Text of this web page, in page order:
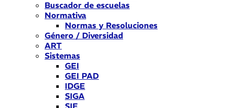
Buscador de escuelas
Normativa
Normas y Resoluciones
Género / Diversidad
ART
Sistemas
GEI
GEI PAD
IDGE
SIGA
SIE